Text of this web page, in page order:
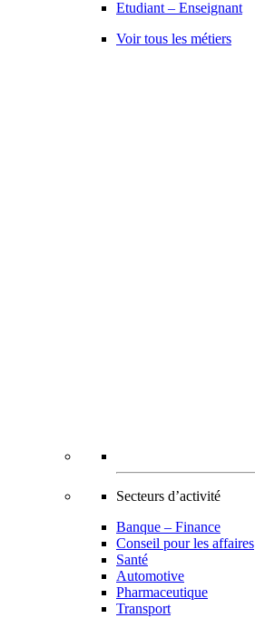
Etudiant – Enseignant
Voir tous les métiers
Secteurs d’activité
Banque – Finance
Conseil pour les affaires
Santé
Automotive
Pharmaceutique
Transport